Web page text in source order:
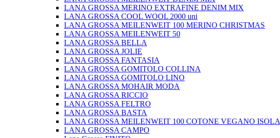
LANA GROSSA MERINO EXTRAFINE DENIM MIX
LANA GROSSA COOL WOOL 2000 uni
LANA GROSSA MEILENWEIT 100 MERINO CHRISTMAS
LANA GROSSA MEILENWEIT 50
LANA GROSSA BELLA
LANA GROSSA JOLIE
LANA GROSSA FANTASIA
LANA GROSSA GOMITOLO COLLINA
LANA GROSSA GOMITOLO LINO
LANA GROSSA MOHAIR MODA
LANA GROSSA RICCIO
LANA GROSSA FELTRO
LANA GROSSA BASTA
LANA GROSSA MEILENWEIT 100 COTONE VEGANO ISOLA
LANA GROSSA CAMPO